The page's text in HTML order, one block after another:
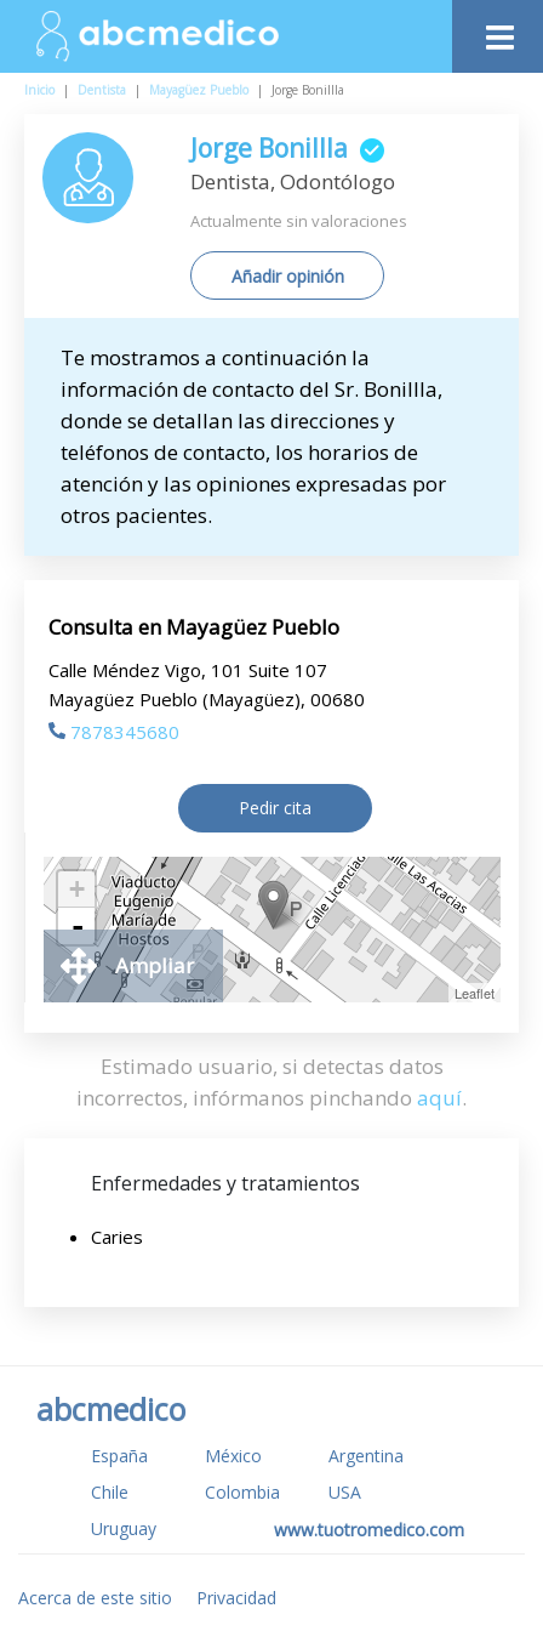
Inicio | Dentista | Mayagüez Pueblo | Jorge Bonillla
Jorge Bonillla
Dentista, Odontólogo
Actualmente sin valoraciones
Añadir opinión
Te mostramos a continuación la
información de contacto del Sr. Bonillla,
donde se detallan las direcciones y
teléfonos de contacto, los horarios de
atención y las opiniones expresadas por
otros pacientes.
Consulta en Mayagüez Pueblo
Calle Méndez Vigo, 101 Suite 107
Mayagüez Pueblo (Mayagüez), 00680
7878345680
Pedir cita
+
-
Leaflet
Ampliar
Estimado usuario, si detectas datos
incorrectos, infórmanos pinchando aquí.
Enfermedades y tratamientos
Caries
abcmedico
España México
Argentina
Chile
Colombia
USA
Uruguay
www.tuotromedico.com
Acerca de este sitio Privacidad